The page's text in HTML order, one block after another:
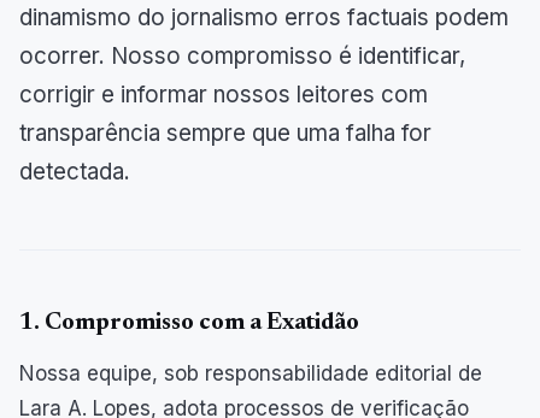
dinamismo do jornalismo erros factuais podem
ocorrer. Nosso compromisso é identificar,
corrigir e informar nossos leitores com
transparência sempre que uma falha for
detectada.
1. Compromisso com a Exatidão
Nossa equipe, sob responsabilidade editorial de
Lara A. Lopes, adota processos de verificação